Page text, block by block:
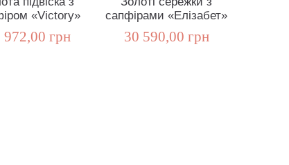
«Victory»
972,00 грн
сапфірами «Елізабет»
30 590,00 грн